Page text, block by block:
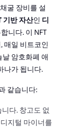
굴 장비를 설
기반 자산인 디
니다. 이 NFT
매일 비트코인
암호화폐 애
나가 됩니다.
같습니다:
다. 창고도 없
지털 마이너를